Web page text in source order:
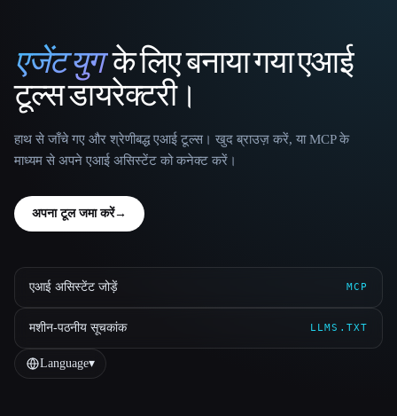
That AI Collection
एजेंट युगके लिए बनाया गया एआई
टूल्स डायरेक्टरी।
हाथ से जाँचे गए और श्रेणीबद्ध एआई टूल्स। खुद ब्राउज़ करें, या MCP के
माध्यम से अपने एआई असिस्टेंट को कनेक्ट करें।
अपना टूल जमा करें→
एआई असिस्टेंट जोड़ें MCP
मशीन-पठनीय सूचकांक LLMS.TXT
Language▾